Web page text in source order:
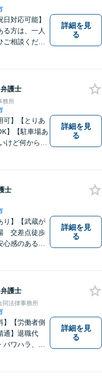
日対応可能】
る方は、一人
相談くださ
詳細を見
る
弁護士
務所
可】【とりあ
】【駐車場あ
けど何から始
詳細を見
る
士
り】【武蔵が
交差点徒歩
感のある事
詳細を見
る
弁護士
同法律事務所
】【労働者側
通】退職代
ワハラ、労
詳細を見
る